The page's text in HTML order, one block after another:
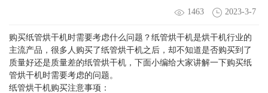
1463 2023-3-7
​购买纸管烘干机时需要考虑什么问题？纸管烘干机是烘干机行业的
主流产品，很多人购买了纸管烘干机之后，却不知道是否购买到了
质量好还是质量差的纸管烘干机，下面小编给大家讲解一下​购买纸
管烘干机时需要考虑的问题。
​纸管烘干机购买注意事项：